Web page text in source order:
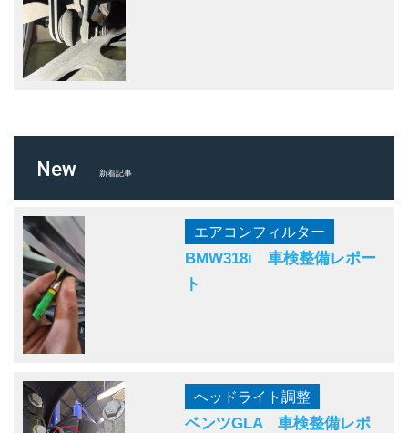
New 新着記事
エアコンフィルター
BMW318i 車検整備レポー
ト
ヘッドライト調整
ベンツGLA 車検整備レポ